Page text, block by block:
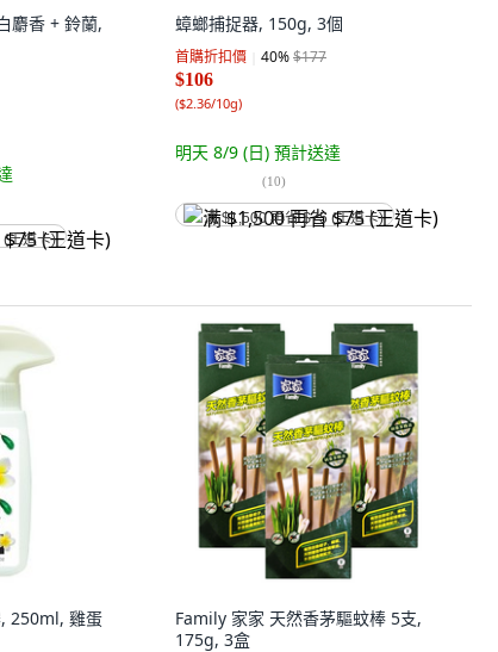
麝香 + 鈴蘭,
王道卡)
蟑螂捕捉器, 150g, 3個
首購折扣價 40%$177
$106
($2.36/10g)
明天 8/9 (日) 預計送達
(10)
满 $1,500 再省 $75 (王道卡)
250ml, 雞蛋
Family 家家 天然香茅驅蚊棒 5支,
175g, 3盒